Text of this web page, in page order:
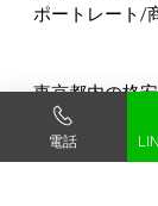
ポートレート/
東京都内の格
フォトスタジ
電話